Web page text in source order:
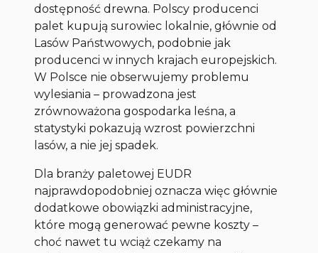
dostępność drewna. Polscy producenci
palet kupują surowiec lokalnie, głównie od
Lasów Państwowych, podobnie jak
producenci w innych krajach europejskich.
W Polsce nie obserwujemy problemu
wylesiania – prowadzona jest
zrównoważona gospodarka leśna, a
statystyki pokazują wzrost powierzchni
lasów, a nie jej spadek.
Dla branży paletowej EUDR
najprawdopodobniej oznacza więc głównie
dodatkowe obowiązki administracyjne,
które mogą generować pewne koszty –
choć nawet tu wciąż czekamy na